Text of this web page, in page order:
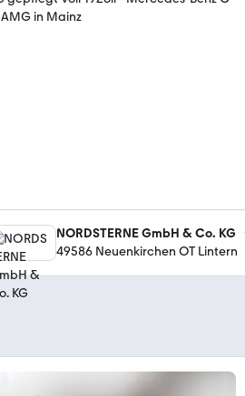
NORDSTERNE GmbH & Co. KG
49586 Neuenkirchen OT Lintern